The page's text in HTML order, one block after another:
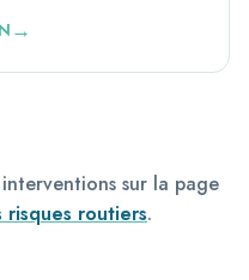
sur la page
routiers.